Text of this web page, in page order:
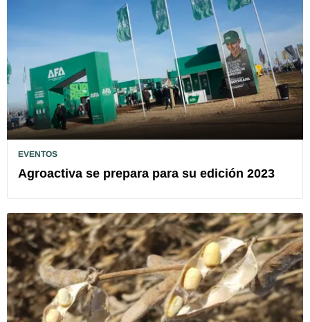
EVENTOS
Agroactiva se prepara para su edición 2023